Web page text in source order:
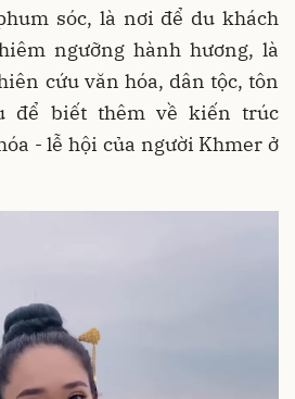
sóc, là nơi để du khách
ngưỡng hành hương, là
cứu văn hóa, dân tộc, tôn
để biết thêm về kiến trúc
- lễ hội của người Khmer ở